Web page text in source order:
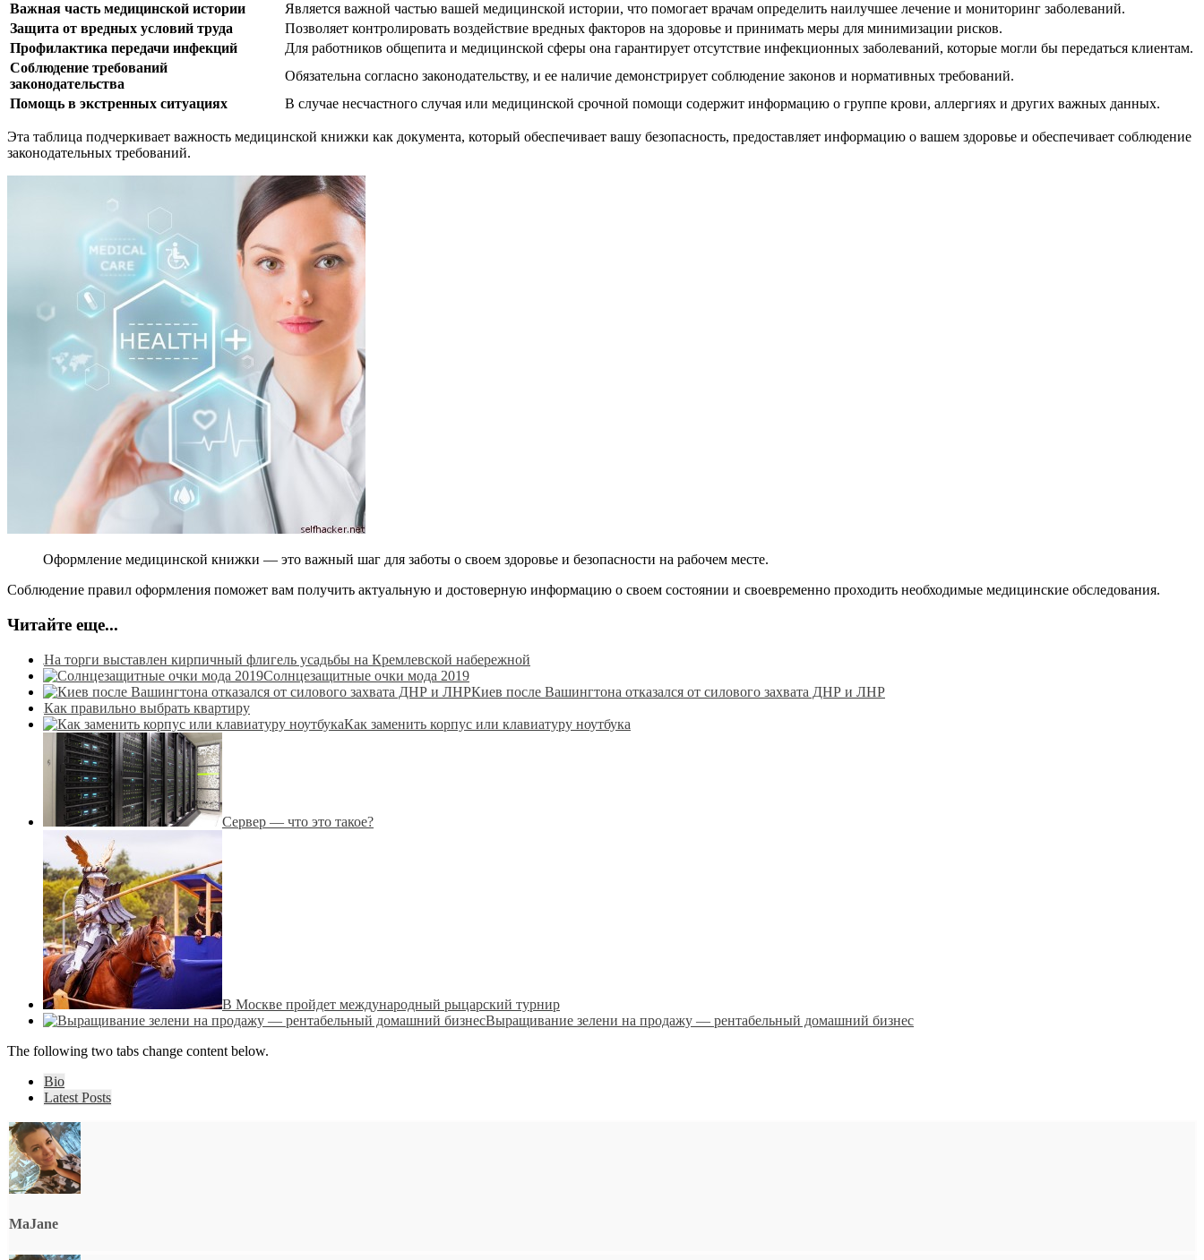
Важная часть медицинской истории
Является важной частью вашей медицинской истории, что помогает врачам определить наилучшее лечение и мониторинг заболеваний.
Защита от вредных условий труда
Позволяет контролировать воздействие вредных факторов на здоровье и принимать меры для минимизации рисков.
Профилактика передачи инфекций
Для работников общепита и медицинской сферы она гарантирует отсутствие инфекционных заболеваний, которые могли бы передаться клиентам.
Соблюдение требований
законодательства
Обязательна согласно законодательству, и ее наличие демонстрирует соблюдение законов и нормативных требований.
Помощь в экстренных ситуациях
В случае несчастного случая или медицинской срочной помощи содержит информацию о группе крови, аллергиях и других важных данных.
Эта таблица подчеркивает важность медицинской книжки как документа, который обеспечивает вашу безопасность, предоставляет информацию о вашем здоровье и обеспечивает соблюдение
законодательных требований.
Оформление медицинской книжки — это важный шаг для заботы о своем здоровье и безопасности на рабочем месте.
Соблюдение правил оформления поможет вам получить актуальную и достоверную информацию о своем состоянии и своевременно проходить необходимые медицинские обследования.
Читайте еще...
На торги выставлен кирпичный флигель усадьбы на Кремлевской набережной
Солнцезащитные очки мода 2019
Киев после Вашингтона отказался от силового захвата ДНР и ЛНР
Как правильно выбрать квартиру
Как заменить корпус или клавиатуру ноутбука
Сервер — что это такое?
В Москве пройдет международный рыцарский турнир
Выращивание зелени на продажу — рентабельный домашний бизнес
The following two tabs change content below.
Bio
Latest Posts
MaJane